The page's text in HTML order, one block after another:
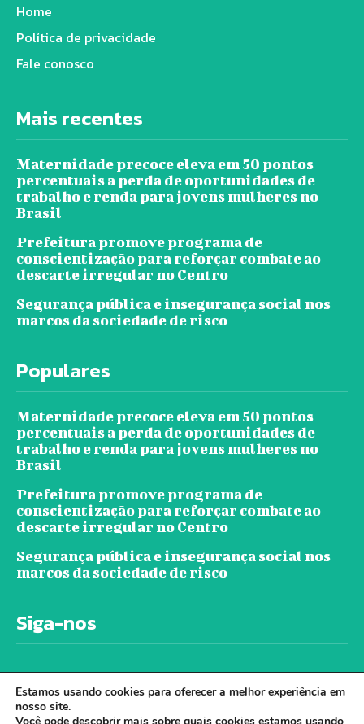
Home
Política de privacidade
Fale conosco
Mais recentes
Maternidade precoce eleva em 50 pontos
percentuais a perda de oportunidades de
trabalho e renda para jovens mulheres no
Brasil
Prefeitura promove programa de
conscientização para reforçar combate ao
descarte irregular no Centro
Segurança pública e insegurança social nos
marcos da sociedade de risco
Populares
Maternidade precoce eleva em 50 pontos
percentuais a perda de oportunidades de
trabalho e renda para jovens mulheres no
Brasil
Prefeitura promove programa de
conscientização para reforçar combate ao
descarte irregular no Centro
Segurança pública e insegurança social nos
marcos da sociedade de risco
Siga-nos
Estamos usando cookies para oferecer a melhor experiência em
nosso site.